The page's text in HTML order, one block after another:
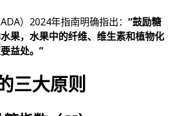
）2024年指南明确指出： “鼓励糖
果，水果中的纤维、维生素和植物化
益处。”
三大原则